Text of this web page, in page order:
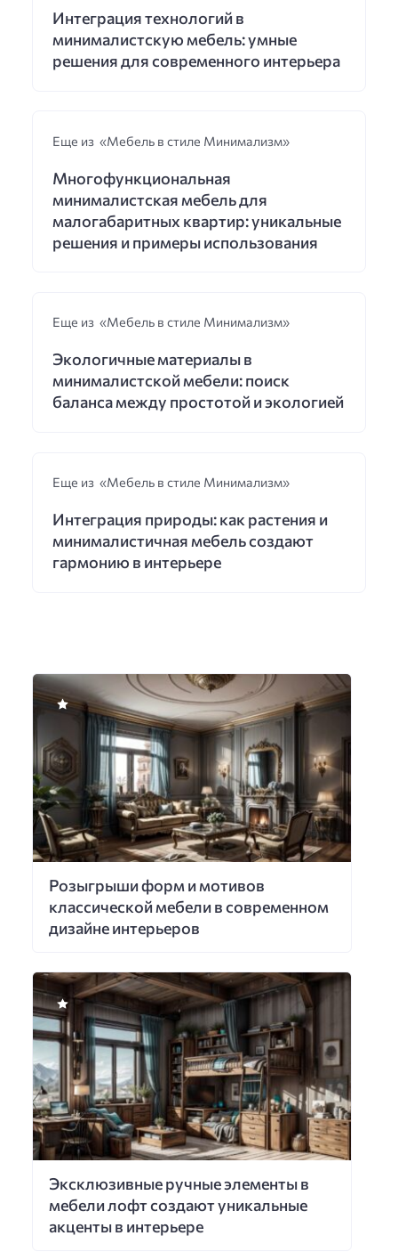
Интеграция технологий в
минималистскую мебель: умные
решения для современного интерьера
Еще из «Мебель в стиле Минимализм»
Многофункциональная
минималистская мебель для
малогабаритных квартир: уникальные
решения и примеры использования
Еще из «Мебель в стиле Минимализм»
Экологичные материалы в
минималистской мебели: поиск
баланса между простотой и экологией
Еще из «Мебель в стиле Минимализм»
Интеграция природы: как растения и
минималистичная мебель создают
гармонию в интерьере
Розыгрыши форм и мотивов
классической мебели в современном
дизайне интерьеров
Эксклюзивные ручные элементы в
мебели лофт создают уникальные
акценты в интерьере